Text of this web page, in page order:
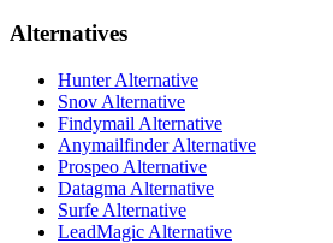
Alternatives
Hunter Alternative
Snov Alternative
Findymail Alternative
Anymailfinder Alternative
Prospeo Alternative
Datagma Alternative
Surfe Alternative
LeadMagic Alternative